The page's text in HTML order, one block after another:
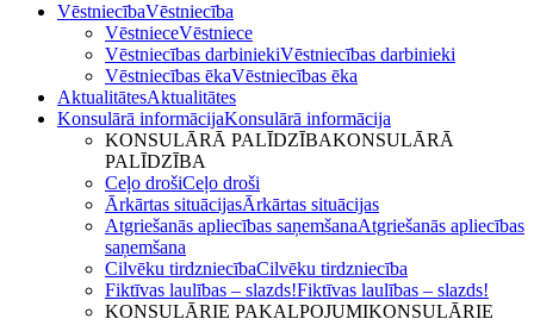
VēstniecībaVēstniecība
VēstnieceVēstniece
Vēstniecības darbiniekiVēstniecības darbinieki
Vēstniecības ēkaVēstniecības ēka
AktualitātesAktualitātes
Konsulārā informācijaKonsulārā informācija
KONSULĀRĀ PALĪDZĪBAKONSULĀRĀ
PALĪDZĪBA
Ceļo drošiCeļo droši
Ārkārtas situācijasĀrkārtas situācijas
Atgriešanās apliecības saņemšanaAtgriešanās apliecības
saņemšana
Cilvēku tirdzniecībaCilvēku tirdzniecība
Fiktīvas laulības – slazds!Fiktīvas laulības – slazds!
KONSULĀRIE PAKALPOJUMIKONSULĀRIE